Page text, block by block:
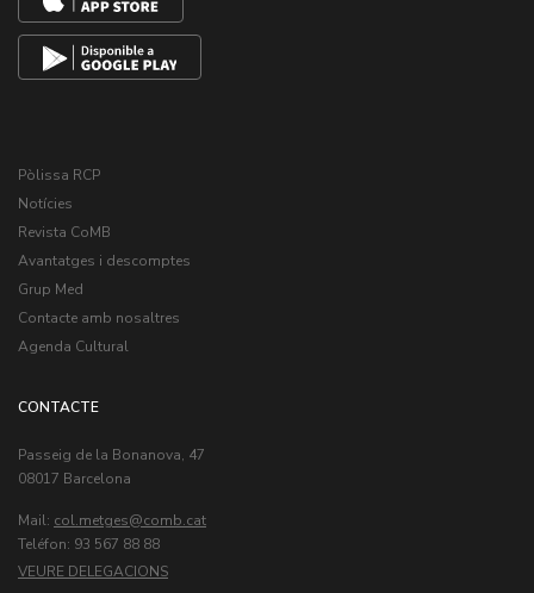
Pòlissa RCP
Notícies
Revista CoMB
Avantatges i descomptes
Grup Med
Contacte amb nosaltres
Agenda Cultural
CONTACTE
Passeig de la Bonanova, 47
08017 Barcelona
Mail: col.metges
Teléfon: 93 567 88 88
VEURE DELEGACIONS